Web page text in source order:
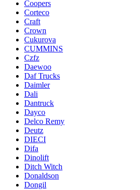
Coopers
Corteco
Craft
Crown
Cukurova
CUMMINS
Czfz
Daewoo
Daf Trucks
Daimler
Dali
Dantruck
Dayco
Delco Remy
Deutz
DIECI
Difa
Dinolift
Ditch Witch
Donaldson
Dongil